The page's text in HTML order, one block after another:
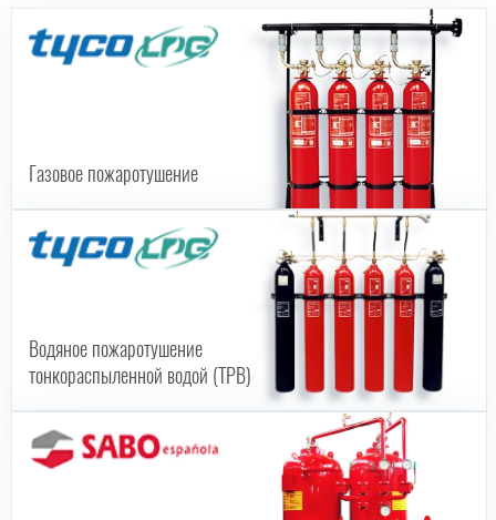
Газовое пожаротушение
Водяное пожаротушение
тонкораспыленной водой (ТРВ)